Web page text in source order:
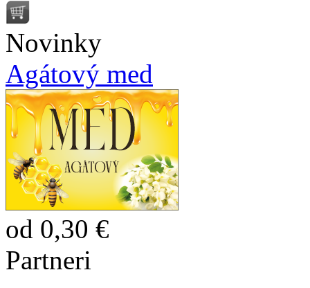
Novinky
Agátový med
od 0,30 €
Partneri